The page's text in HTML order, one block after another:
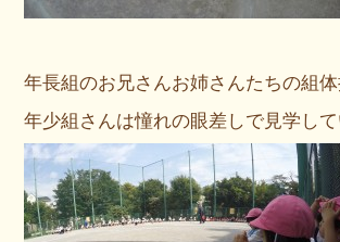
年長組のお兄さんお姉さんたちの組
年少組さんは憧れの眼差しで見学し